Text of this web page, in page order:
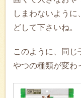
しまわないよう
どして下さいね。
このように、同じ
やつの種類が変わ